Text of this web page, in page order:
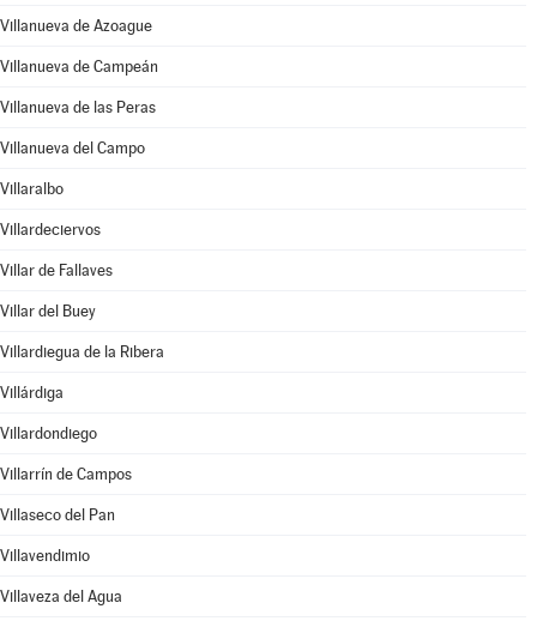
Villanueva de Azoague
Villanueva de Campeán
Villanueva de las Peras
Villanueva del Campo
Villaralbo
Villardeciervos
Villar de Fallaves
Villar del Buey
Villardiegua de la Ribera
Villárdiga
Villardondiego
Villarrín de Campos
Villaseco del Pan
Villavendimio
Villaveza del Agua